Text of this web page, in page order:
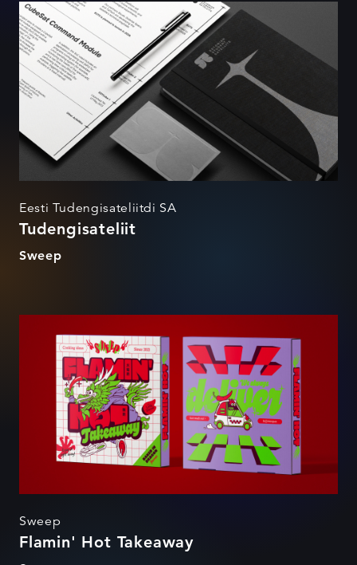
Tudengisateliit
Eesti Tudengisateliitdi SA
Tudengisateliit
Sweep
Sweep
Flamin' Hot Takeaway